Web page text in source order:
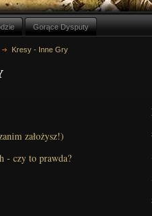
Gorące Dysputy
Kresy - Inne Gry
założysz!)
- czy to prawda?